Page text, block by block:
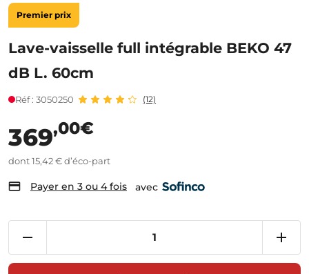
Premier prix
Lave-vaisselle full intégrable BEKO 47
dB L. 60cm
Réf : 3050250 (12)
369,00€
dont 15,42 € d’éco-part
Payer en 3 ou 4 fois avec